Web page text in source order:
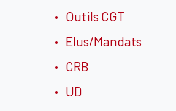
Outils CGT
Elus/Mandats
CRB
UD